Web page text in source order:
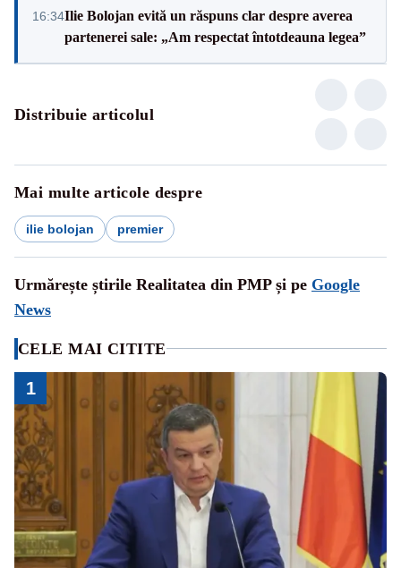
16:34Ilie Bolojan evită un răspuns clar despre averea
partenerei sale: „Am respectat întotdeauna legea”
Distribuie articolul
Mai multe articole despre
ilie bolojan premier
Urmărește știrile Realitatea din PMP și pe Google
News
CELE MAI CITITE
1